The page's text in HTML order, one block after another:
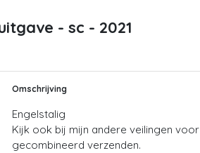
- sc - 2021
Omschrijving
Engelstalig
Kijk ook bij mijn andere veilingen voor
gecombineerd verzenden.